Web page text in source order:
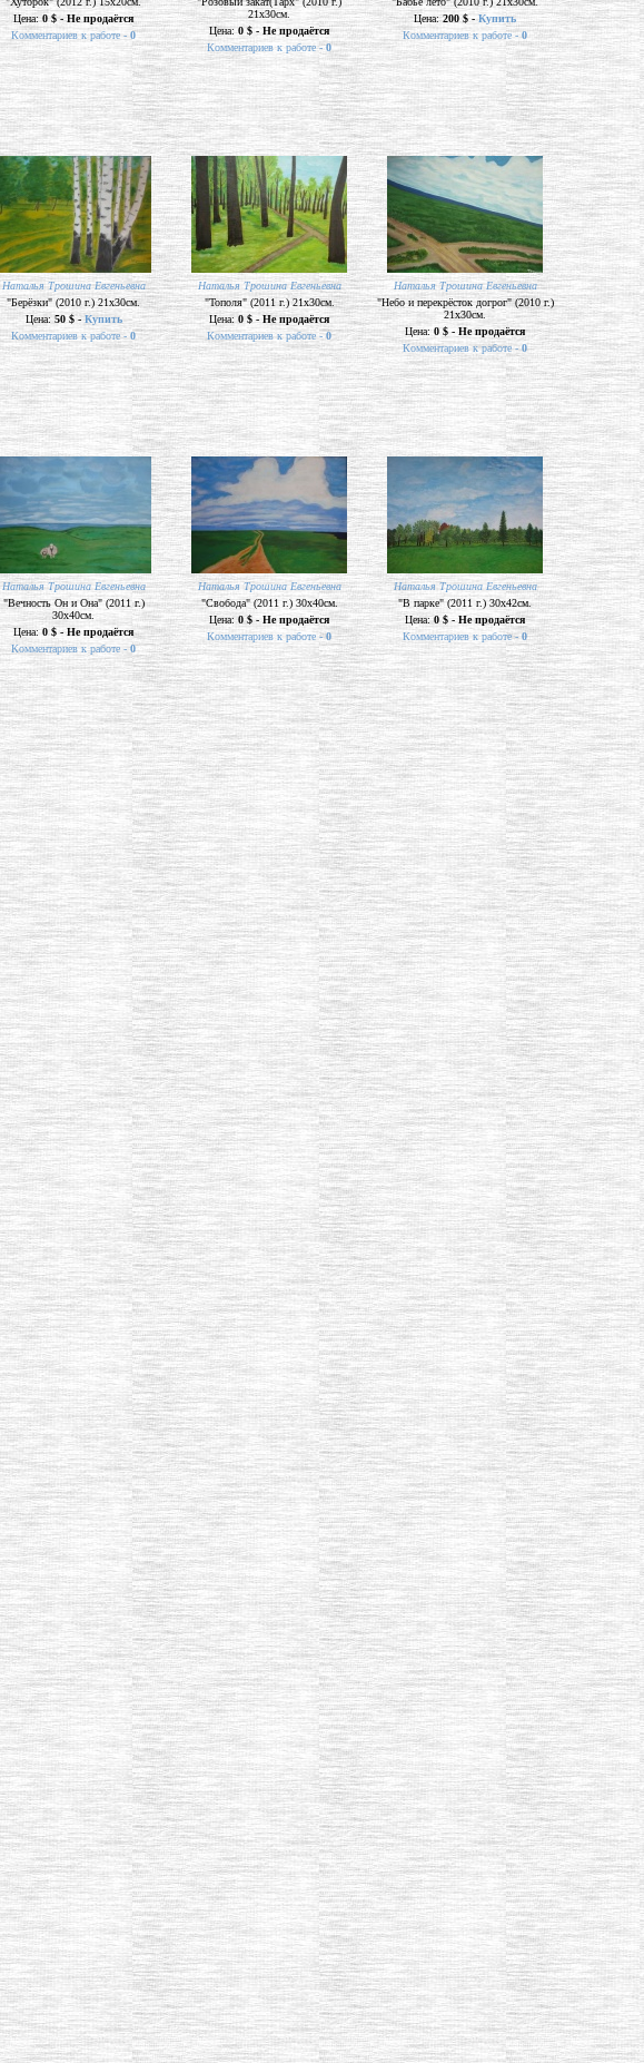
Цена:0 $ - Не продаётся
Комментариев к работе - 0
21х30см.
Цена:0 $ - Не продаётся
Комментариев к работе -0
Цена:200 $ -Купить
Комментариев к работе -0
Наталья Трошина Евгеньевна
"Берёзки" (2010 г.) 21х30см.
Цена: 50 $ - Купить
Комментариев к работе - 0
Наталья Трошина Евгеньевна
"Тополя" (2011 г.) 21х30см.
Цена: 0 $ - Не продаётся
Комментариев к работе -0
Наталья Трошина Евгеньевна
"Небо и перекрёсток догрог" (2010 г.)
21х30см.
Цена: 0 $ - Не продаётся
Комментариев к работе -0
Наталья Трошина Евгеньевна
"Вечность Он и Она" (2011 г.)
30х40см.
Цена:0 $ - Не продаётся
Комментариев к работе - 0
Наталья Трошина Евгеньевна
"Свобода" (2011 г.) 30х40см.
Цена: 0 $ - Не продаётся
Комментариев к работе -0
Наталья Трошина Евгеньевна
"В парке" (2011 г.) 30х42см.
Цена:0 $ - Не продаётся
Комментариев к работе - 0